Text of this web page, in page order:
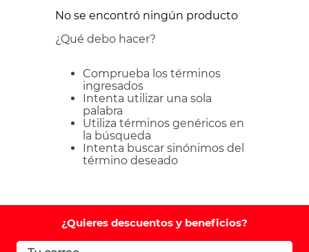
No se encontró ningún producto
¿Qué debo hacer?
Comprueba los términos
ingresados
Intenta utilizar una sola
palabra
Utiliza términos genéricos en
la búsqueda
Intenta buscar sinónimos del
término deseado
¿Quieres descuentos y beneficios?